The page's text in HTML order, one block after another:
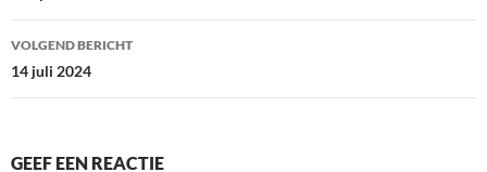
VOLGEND BERICHT
14 juli 2024
GEEF EEN REACTIE